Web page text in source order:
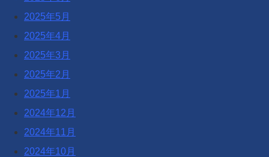
2025年5月
2025年4月
2025年3月
2025年2月
2025年1月
2024年12月
2024年11月
2024年10月